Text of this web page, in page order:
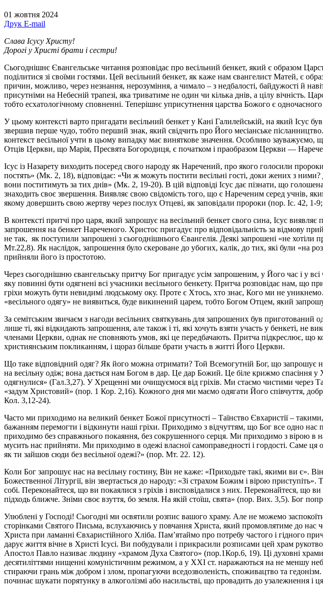
01 жовтня 2024
Друк E-mail
Слава Ісусу Христу!
Дорогі у Христі брати і сестри!
Сьогоднішнє Євангельське читання розповідає про весільний бенкет, який є образом
поділитися зі своїми гостями. Цей весільний бенкет, як каже нам євангелист Матей, є
причин, можливо, через незнання, нерозуміння, а чимало – з недбалості, байдужості й
присутніми на Небесній трапезі, яка триватиме не один чи кілька днів, а цілу вічність.
тобто есхатологічному сповненні. Теперішнє уприсутнення царства Божого є
У цьому контексті варто пригадати весільний бенкет у Кані Галилейській, на який
звершив перше чудо, тобто перший знак, який свідчить про Його месіанське
контекст весільної учти в цьому випадку має виняткове значення. Особливо
Отців Церкви, що Марія, Пресвята Богородиця, є початком і праобразом Церкви —
Ісус із Назарету виходить посеред свого народу як Наречений, про якого голосили
постять» (Мк. 2, 18), відповідає: «Чи ж можуть постити весільні гості, доки жених з
вони поститимуть за тих днів» (Мк. 2, 19-20). В цій відповіді Ісус дає пізнати, що
знаходить своє звершення. Виявляє свою свідомість того, що є Нареченим серед учнів,
якому довершить свою жертву через послух Отцеві, як заповідали пророки (пор. Іс. 42, 1-
В контексті притчі про царя, який запрошує на весільний бенкет свого сина, Ісус
запрошення на бенкет Нареченого. Христос пригадує про відповідальність за відмову
не так, як поступили запрошені з сьогоднішнього Євангелія. Деякі запрошені «не
Мт.22,8). Як наслідок, запрошення було скероване до убогих, калік, до тих, які були «на
прийняли його із простотою.
Через сьогоднішню євангельську притчу Бог пригадує усім запрошеним, у Його час і у
яку повинні бути одягнені всі учасники весільного бенкету. Притча розповідає нам,
гріхи можуть бути невидимі людському оку. Проте є Хтось, хто знає, Кого ми не
«весільного одягу» не виявиться, буде викинений царем, тобто Богом Отцем, який
За семітським звичаєм з нагоди весільних святкувань для запрошених був
лише ті, які відкидають запрошення, але також і ті, які хочуть взяти участь у бенкеті,
членами Церкви, однак не сповняють умов, які це передбачають. Притча підкреслює, що
християнським покликанням, і щораз більше брати участь в житті Його Церкви.
Що таке відповідний одяг? Як його можна отримати? Той Всемогутній Бог, що запрошує
на весільну одіж; вона дається нам Богом в дар. Це дар Божий. Це біле крижмо
одягнулися» (Гал.3,27). У Хрещенні ми очищуємося від гріхів. Ми стаємо чистими
«задум Христовий» (пор. 1 Кор. 2,16). Кожного дня ми маємо одягати Його співчуття,
Кол. 3,12-24).
Часто ми приходимо на великий бенкет Божої присутності – Таїнство Євхаристії –
бажанням перемогти і відкинути наші гріхи. Приходимо з відчуттям, що Бог все одно
приходимо без справжнього покаяння, без сокрушенного серця. Ми приходимо з вірою в
мусить нас прийняти. Ми приходимо в одежі власної самоправедності і гордості. Саме
як ти зайшов сюди без весільної одежі?» (пор. Мт. 22. 12).
Коли Бог запрошує нас на весільну гостину, Він не каже: «Приходьте такі, якими ви є».
Божественної Літургії, він звертається до народу: «Зі страхом Божим і вірою
собі. Переконайтеся, що ви покаялися з гріхів і висповідалися з них. Переконайтеся,
підходь ближче. Зніми своє взуття, бо земля. На якій стоїш, свята» (пор. Вих. 3,5). Бог
Улюблені у Господі! Сьогодні ми освятили розпис вашого храму. Але не можемо
сторінками Святого Письма, вслухаючись у повчання Христа, який промовлятиме до нас
Христа при ламанні Євхаристійного Хліба. Пам’ятаймо про потребу частого і гідного
дарує життя вічне в Христі Ісусі. Ви побудували і прикрасили розписами цей храм
Апостол Павло називає людину «храмом Духа Святого» (пор.1Кор.6, 19). Ці духовні
десятиліттями нищенні комуністичним режимом, а у ХХІ ст. наражаються на не меншу
стираючи грань між добром і злом, пропагуючи вседозволеність, споживацтво та
починає шукати порятунку в алкоголізмі або насильстві, що провадить до узалежнення і